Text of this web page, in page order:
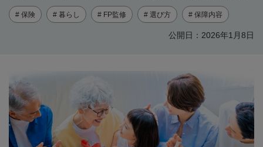
# 保険 # 暮らし # FP監修 # 選び方 # 保障内容
公開日：2026年1月8日